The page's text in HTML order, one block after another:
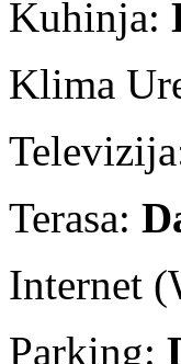
Kuhinja:
Klima
Terasa:
Internet
Parking: